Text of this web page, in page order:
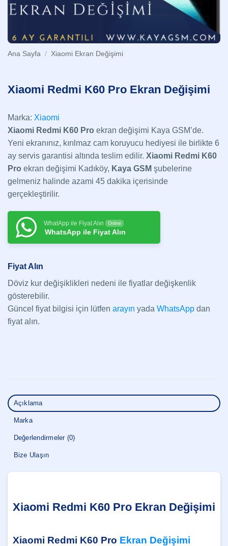
Ana Sayfa / Xiaomi Ekran Değişimi
Xiaomi Redmi K60 Pro Ekran Değişimi
Marka: Xiaomi
Xiaomi Redmi K60 Pro ekran değişimi Kaya GSM’de.
Yeni ekranınız, kırılmaz cam koruyucu hediyesi ile birlikte 6
ay servis garantisi altında teslim edilir. Xiaomi Redmi K60
Pro ekran değişimi Kadıköy, Kaya GSM şubelerine
gelmeniz halinde azami 45 dakika içerisinde
gerçekleştirilir.
WhatApp ile Fiyat Alın Online
WhatsApp ile Fiyat Alın
Fiyat Alın
Döviz kur değişiklikleri nedeni ile fiyatlar değişkenlik
gösterebilir.
Güncel fiyat bilgisi için lütfen arayın yada WhatsApp dan
fiyat alın.
Açıklama
Marka
Değerlendirmeler (0)
Bize Ulaşın
Xiaomi Redmi K60 Pro Ekran Değişimi
Xiaomi Redmi K60 Pro Ekran Değişimi